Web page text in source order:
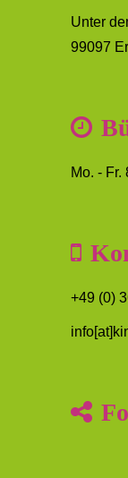
Unter
99097
Mo. - Fr.
+49 (0)